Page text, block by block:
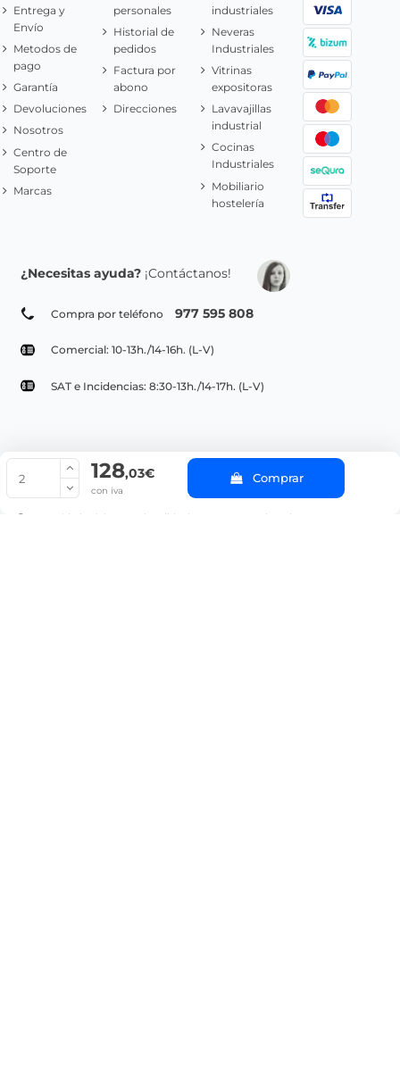
128,03€
con iva
Comprar
La cantidad mínima en el pedido de compra para el producto es 2.
Entrega y
Envío
Metodos de
pago
Garantía
Devoluciones
Nosotros
Centro de
Soporte
Marcas
personales
Historial de
pedidos
Factura por
abono
Direcciones
industriales
Neveras
Industriales
Vitrinas
expositoras
Lavavajillas
industrial
Cocinas
Industriales
Mobiliario
hostelería
¿Necesitas ayuda? ¡Contáctanos!
Compra por teléfono 977 595 808
Comercial: 10-13h./14-16h. (L-V)
SAT e Incidencias: 8:30-13h./14-17h. (L-V)
© Copyright 2022 PepeBar.com |
Aviso legal y
Condiciones generales de compra |